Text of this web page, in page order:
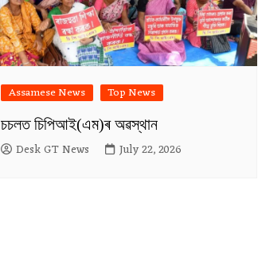
Assamese News Top News
চচলত চিপিআই(এম)ৰ অৱস্থান
Desk GT News July 22, 2026